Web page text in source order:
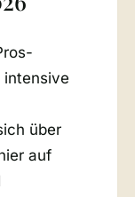
intensive
über
auf